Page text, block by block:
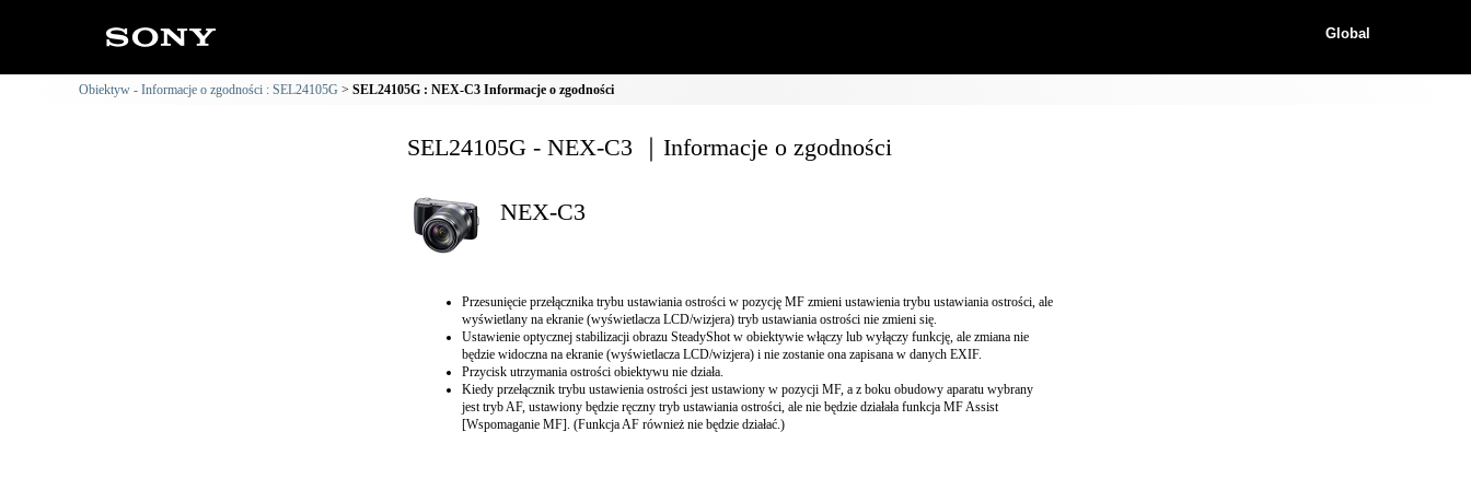
Global
Obiektyw - Informacje o zgodności : SEL24105G SEL24105G : NEX-C3 Informacje o zgodności
SEL24105G - NEX-C3 ｜Informacje o zgodności
NEX-C3
Przesunięcie przełącznika trybu ustawiania ostrości w pozycję MF zmieni ustawienia trybu ustawiania ostrości, ale
wyświetlany na ekranie (wyświetlacza LCD/wizjera) tryb ustawiania ostrości nie zmieni się.
Ustawienie optycznej stabilizacji obrazu SteadyShot w obiektywie włączy lub wyłączy funkcję, ale zmiana nie
będzie widoczna na ekranie (wyświetlacza LCD/wizjera) i nie zostanie ona zapisana w danych EXIF.
Przycisk utrzymania ostrości obiektywu nie działa.
Kiedy przełącznik trybu ustawienia ostrości jest ustawiony w pozycji MF, a z boku obudowy aparatu wybrany
jest tryb AF, ustawiony będzie ręczny tryb ustawiania ostrości, ale nie będzie działała funkcja MF Assist
[Wspomaganie MF]. (Funkcja AF również nie będzie działać.)